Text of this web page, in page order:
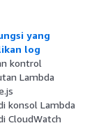
yang
log
kontrol
Lambda
konsol Lambda
CloudWatch